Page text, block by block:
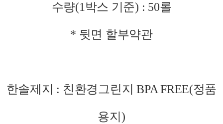
수량(1박스 기준) : 50롤
* 뒷면 할부약관
한솔제지 : 친환경그린지 BPA FREE(정품
용지)